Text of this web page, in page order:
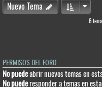
Nuevo Tema
6
PERMISOS DEL FORO
No puedeabrir nuevos temas en
No puederesponder a temas en